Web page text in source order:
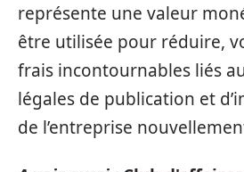
représente une valeur
être utilisée pour réduire,
frais incontournables liés
légales de publication et
de l’entreprise